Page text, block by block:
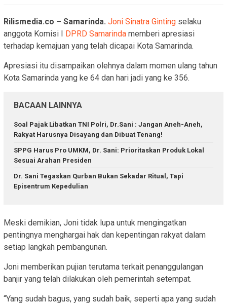
Rilismedia.co – Samarinda. Joni Sinatra Ginting selaku
anggota Komisi I
DPRD Samarinda memberi apresiasi
terhadap kemajuan yang telah dicapai Kota Samarinda.
Apresiasi itu disampaikan olehnya dalam momen ulang tahun
Kota Samarinda yang ke 64 dan hari jadi yang ke 356.
BACAAN LAINNYA
Soal Pajak Libatkan TNI Polri, Dr.Sani : Jangan Aneh-Aneh,
Rakyat Harusnya Disayang dan Dibuat Tenang!
SPPG Harus Pro UMKM, Dr. Sani: Prioritaskan Produk Lokal
Sesuai Arahan Presiden
Dr. Sani Tegaskan Qurban Bukan Sekadar Ritual, Tapi
Episentrum Kepedulian
Meski demikian, Joni tidak lupa untuk mengingatkan
pentingnya menghargai hak dan kepentingan rakyat dalam
setiap langkah pembangunan.
Joni memberikan pujian terutama terkait penanggulangan
banjir yang telah dilakukan oleh pemerintah setempat.
“Yang sudah bagus, yang sudah baik, seperti apa yang sudah